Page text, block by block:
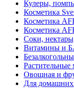
Кулеры,
Косметика
Косметика
Косметика
Соки,
Витамины и
Растительные
Овощная и
Для